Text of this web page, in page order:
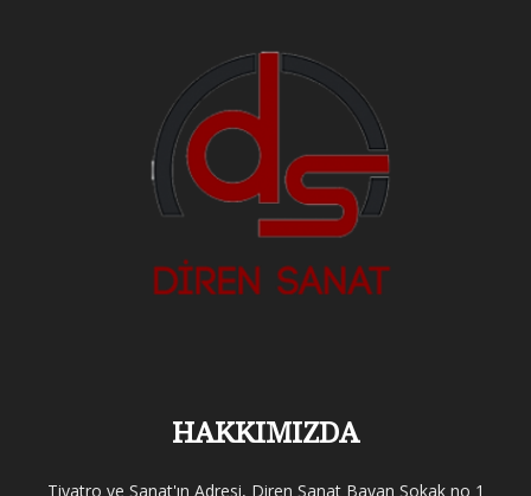
HAKKIMIZDA
Tiyatro ve Sanat'ın Adresi, Diren Sanat Bayan Sokak no 1